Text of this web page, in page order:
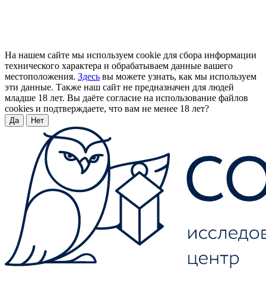
На нашем сайте мы используем cookie для сбора информации
технического характера и обрабатываем данные вашего
местоположения. Здесь вы можете узнать, как мы используем
эти данные. Также наш сайт не предназначен для людей
младше 18 лет. Вы даёте согласие на использование файлов
cookies и подтверждаете, что вам не менее 18 лет?
Да Нет